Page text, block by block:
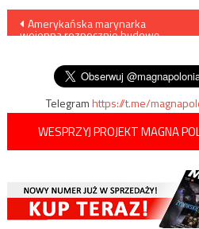
Nawigacja
Amerykańska marynarka
wojenna rozpocznie budowę
Telegramhttps://t.me/
WESPRZYJ PROJEKT MAGNA